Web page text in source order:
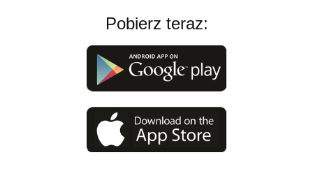
Pobierz teraz: